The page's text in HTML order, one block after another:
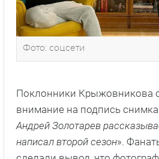
Фото: соцсети
Поклонники Крыжовникова
внимание на подпись
Андрей Золотарев
написал второй сезон».